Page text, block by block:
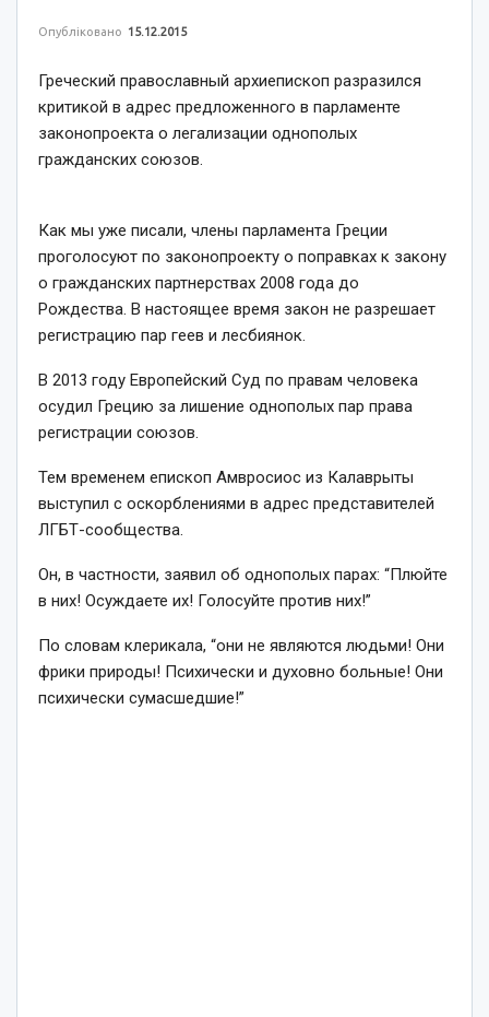
Опубліковано 15.12.2015
Греческий православный архиепископ разразился
критикой в адрес предложенного в парламенте
законопроекта о легализации однополых
гражданских союзов.
Как мы уже писали, члены парламента Греции
проголосуют по законопроекту о поправках к закону
о гражданских партнерствах 2008 года до
Рождества. В настоящее время закон не разрешает
регистрацию пар геев и лесбиянок.
В 2013 году Европейский Суд по правам человека
осудил Грецию за лишение однополых пар права
регистрации союзов.
Тем временем епископ Амвросиос из Калаврыты
выступил с оскорблениями в адрес представителей
ЛГБТ-сообщества.
Он, в частности, заявил об однополых парах: “Плюйте
в них! Осуждаете их! Голосуйте против них!”
По словам клерикала, “они не являются людьми! Они
фрики природы! Психически и духовно больные! Они
психически сумасшедшие!”